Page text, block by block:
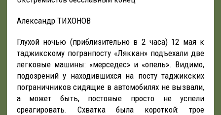
Александр ТИХОНОВ
Глухой ночью (приблизительно в 2 часа) 12 мая к
таджикскому погранпосту «Ляккан» подъехали две
легковые машины: «мерседес» и «опель». Видимо,
подозрений у находившихся на посту таджикских
пограничников сидящие в автомобилях не вызвали,
а может быть, постовые просто не успели
среагировать. Схватка была короткой: трое